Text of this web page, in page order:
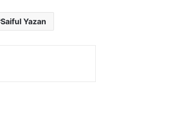
Saiful Yazan